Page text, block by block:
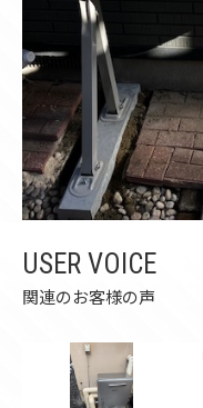
USER VOICE
関連のお客様の声